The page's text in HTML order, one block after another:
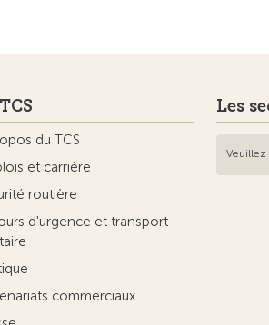
du TCS
et carrière
routière
d'urgence et transport
commerciaux
Les
Veuillez